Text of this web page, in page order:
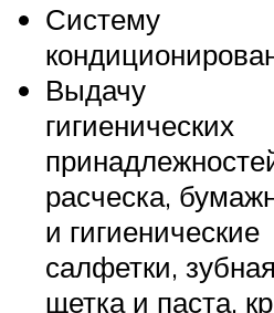
Систему
Выдачу
гигиенических
расческа,
и гигиенические
салфетки,
щетка и паста,